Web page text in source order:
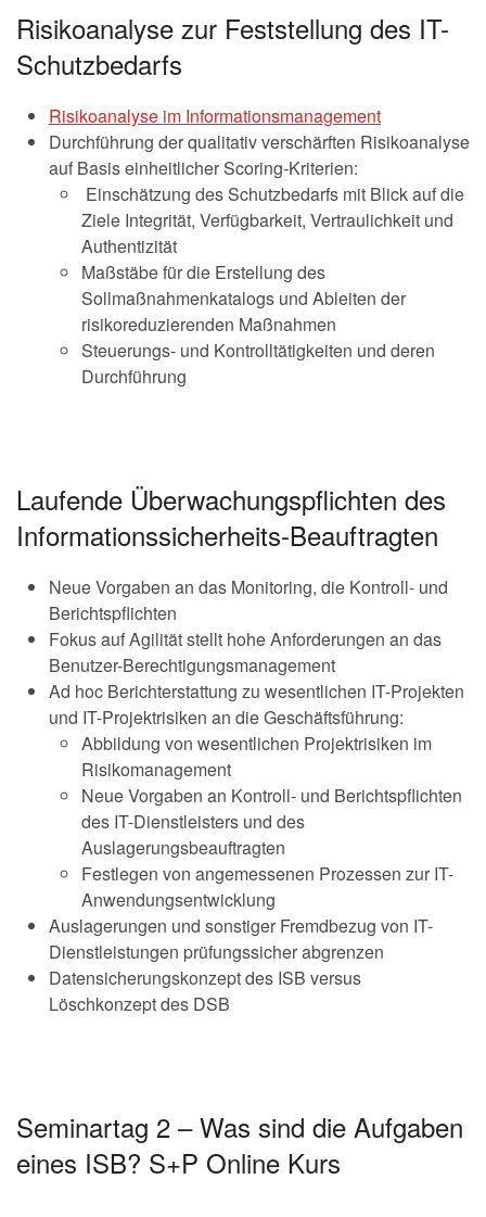
Risikoanalyse zur Feststellung des IT-
Schutzbedarfs
Risikoanalyse im Informationsmanagement
Durchführung der qualitativ verschärften Risikoanalyse
auf Basis einheitlicher Scoring-Kriterien:
Einschätzung des Schutzbedarfs mit Blick auf die
Ziele Integrität, Verfügbarkeit, Vertraulichkeit und
Authentizität
Maßstäbe für die Erstellung des
Sollmaßnahmenkatalogs und Ableiten der
risikoreduzierenden Maßnahmen
Steuerungs- und Kontrolltätigkeiten und deren
Durchführung
Laufende Überwachungspflichten des
Informationssicherheits-Beauftragten
Neue Vorgaben an das Monitoring, die Kontroll- und
Berichtspflichten
Fokus auf Agilität stellt hohe Anforderungen an das
Benutzer-Berechtigungsmanagement
Ad hoc Berichterstattung zu wesentlichen IT-Projekten
und IT-Projektrisiken an die Geschäftsführung:
Abbildung von wesentlichen Projektrisiken im
Risikomanagement
Neue Vorgaben an Kontroll- und Berichtspflichten
des IT-Dienstleisters und des
Auslagerungsbeauftragten
Festlegen von angemessenen Prozessen zur IT-
Anwendungsentwicklung
Auslagerungen und sonstiger Fremdbezug von IT-
Dienstleistungen prüfungssicher abgrenzen
Datensicherungskonzept des ISB versus
Löschkonzept des DSB
Seminartag 2 – Was sind die Aufgaben
eines ISB? S+P Online Kurs